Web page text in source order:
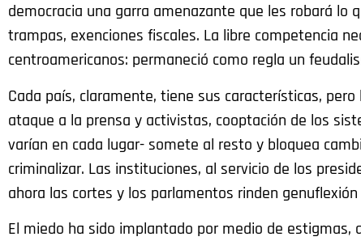
democracia una garra amenazante que les robará lo
trampas, exenciones fiscales. La libre competencia
centroamericanos: permaneció como regla un
Cada país, claramente, tiene sus características,
ataque a la prensa y activistas, cooptación de los
varían en cada lugar- somete al resto y bloquea
criminalizar. Las instituciones, al servicio de los
ahora las cortes y los parlamentos rinden
El miedo ha sido implantado por medio de estigmas,